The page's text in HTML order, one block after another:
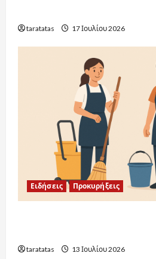
taratatas 17 Ιουλίου 2026
Ειδήσεις Προκυρήξεις
taratatas 13 Ιουλίου 2026